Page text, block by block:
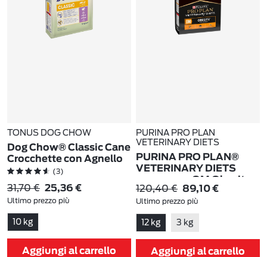
TONUS DOG CHOW
Dog Chow® Classic Cane
Crocchette con Agnello
(3)
31,70 € 25,36 €
Ultimo prezzo più
basso: 31,70 €
10 kg
Aggiungi al carrello
PURINA PRO PLAN
VETERINARY DIETS
PURINA PRO PLAN®
VETERINARY DIETS
secco cane OM Obesity
Management
120,40 € 89,10 €
Ultimo prezzo più
basso: 120,40 €
12 kg 3 kg
Aggiungi al carrello